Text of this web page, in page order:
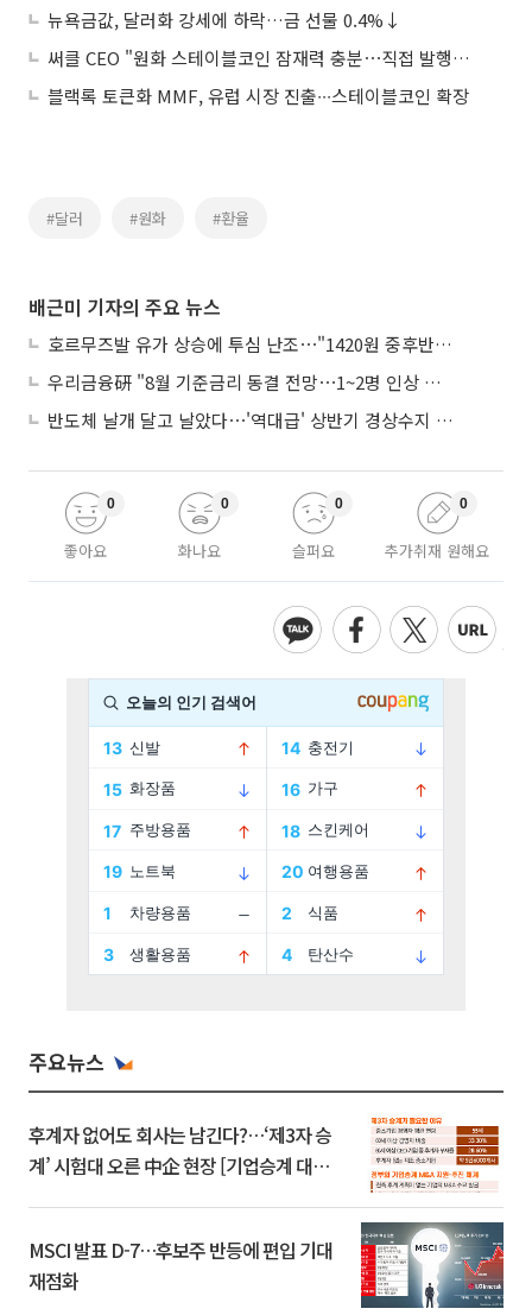
뉴욕금값, 달러화 강세에 하락…금 선물 0.4%↓
써클 CEO "원화 스테이블코인 잠재력 충분⋯직접 발행은 안할 것"
블랙록 토큰화 MMF, 유럽 시장 진출∙∙∙스테이블코인 확장
#달러 #원화 #환율
배근미 기자의 주요 뉴스
호르무즈발 유가 상승에 투심 난조⋯"1420원 중후반 등락"
우리금융硏 "8월 기준금리 동결 전망⋯1~2명 인상 소수의견 낼 것"
반도체 날개 달고 날았다⋯'역대급' 상반기 경상수지 흑자 2000억달러 육박
좋아요
0
화나요
0
슬퍼요
0
추가취재 원해요
0
주요뉴스
후계자 없어도 회사는 남긴다?…‘제3자 승
계’ 시험대 오른 中企 현장 [기업승계 대전
MSCI 발표 D-7…후보주 반등에 편입 기대
재점화